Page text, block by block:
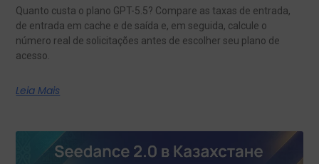
Quanto custa o plano GPT-5.5? Compare as taxas de entrada,
de entrada em cache e de saída e, em seguida, calcule o
número real de solicitações antes de escolher seu plano de
acesso.
Leia Mais